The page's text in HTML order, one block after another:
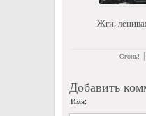
Жги,
Огонь!
Добавить
Имя: